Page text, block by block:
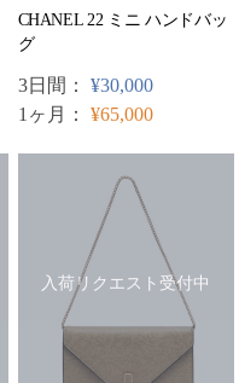
CHANEL 22 ミニ ハンドバッ
グ
3日間： ¥30,000
1ヶ月： ¥65,000
入荷リクエスト受付中